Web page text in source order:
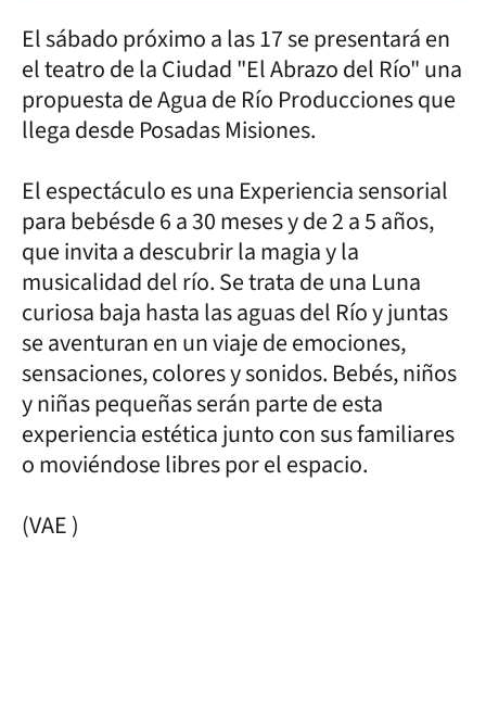
El sábado próximo a las 17 se presentará en
el teatro de la Ciudad "El Abrazo del Río" una
propuesta de Agua de Río Producciones que
llega desde Posadas Misiones.
El espectáculo es una Experiencia sensorial
para bebésde 6 a 30 meses y de 2 a 5 años,
que invita a descubrir la magia y la
musicalidad del río. Se trata de una Luna
curiosa baja hasta las aguas del Río y juntas
se aventuran en un viaje de emociones,
sensaciones, colores y sonidos. Bebés, niños
y niñas pequeñas serán parte de esta
experiencia estética junto con sus familiares
o moviéndose libres por el espacio.
(VAE )